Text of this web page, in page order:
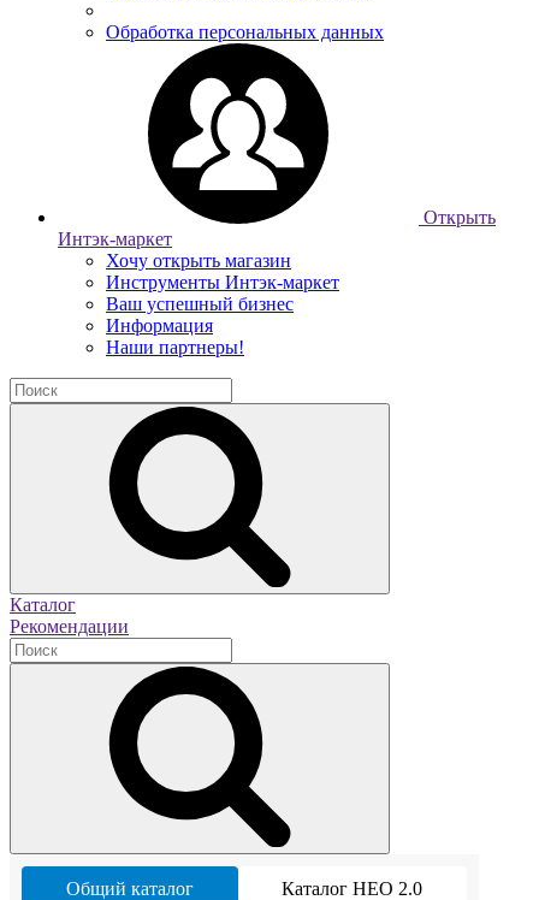
Обработка персональных данных
Открыть
Интэк-маркет
Хочу открыть магазин
Инструменты Интэк-маркет
Ваш успешный бизнес
Информация
Наши партнеры!
Каталог
Рекомендации
Общий каталог Каталог НЕО 2.0